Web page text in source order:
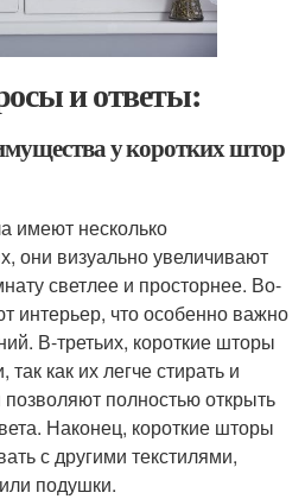
и ответы:
у коротких штор
имеют несколько
они визуально увеличивают
светлее и просторнее. Во-
интерьер, что особенно важно
В-третьих, короткие шторы
как их легче стирать и
позволяют полностью открыть
Наконец, короткие шторы
с другими текстилями,
подушки.